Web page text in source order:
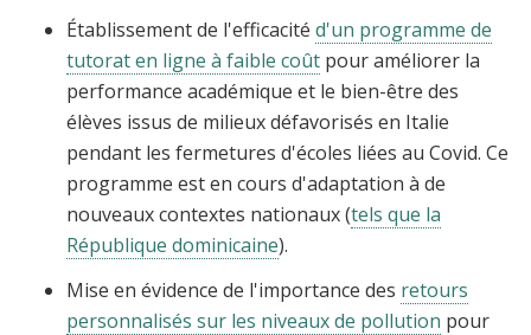
Établissement de l'efficacité d'un programme de
tutorat en ligne à faible coût pour améliorer la
performance académique et le bien-être des
élèves issus de milieux défavorisés en Italie
pendant les fermetures d'écoles liées au Covid. Ce
programme est en cours d'adaptation à de
nouveaux contextes nationaux (tels que la
République dominicaine).
Mise en évidence de l'importance des retours
personnalisés sur les niveaux de pollution pour